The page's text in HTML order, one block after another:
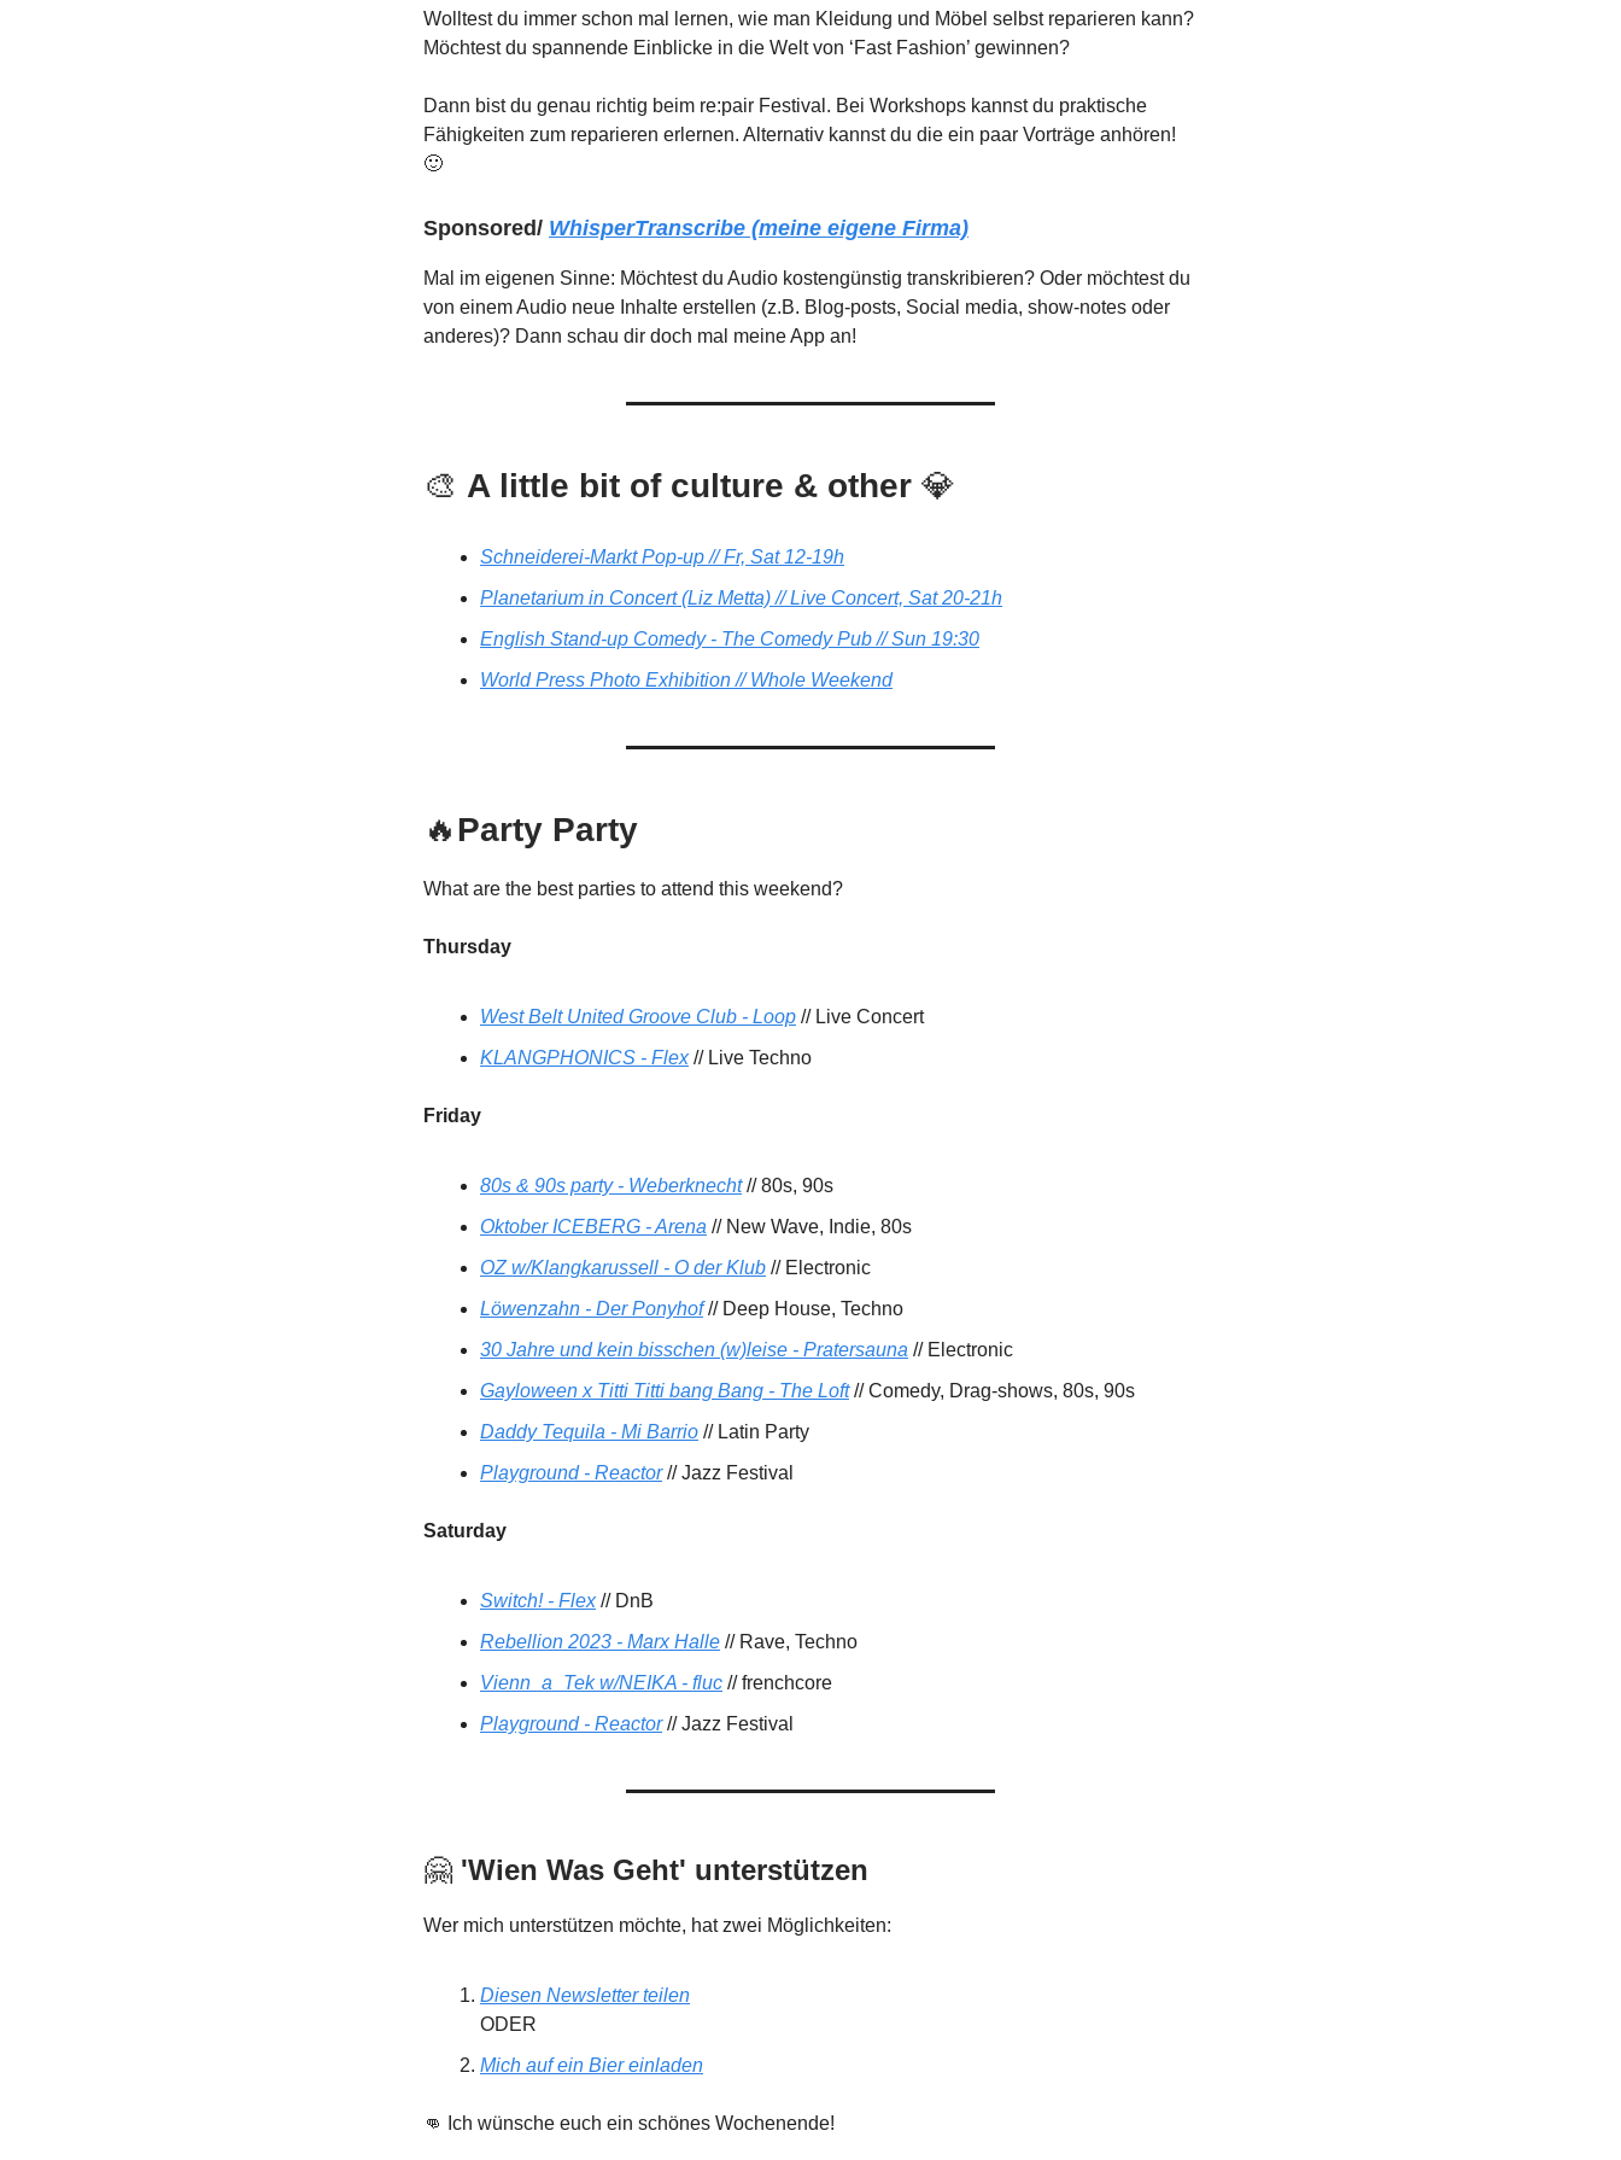
Wolltest du immer schon mal lernen, wie man Kleidung und Möbel selbst reparieren kann?
Möchtest du spannende Einblicke in die Welt von ‘Fast Fashion’ gewinnen?
Dann bist du genau richtig beim re:pair Festival. Bei Workshops kannst du praktische
Fähigkeiten zum reparieren erlernen. Alternativ kannst du die ein paar Vorträge anhören!
🙂
Sponsored/ WhisperTranscribe (meine eigene Firma)
Mal im eigenen Sinne: Möchtest du Audio kostengünstig transkribieren? Oder möchtest du
von einem Audio neue Inhalte erstellen (z.B. Blog-posts, Social media, show-notes oder
anderes)? Dann schau dir doch mal meine App an!
🎨 A little bit of culture & other 💎
Schneiderei-Markt Pop-up // Fr, Sat 12-19h
Planetarium in Concert (Liz Metta) // Live Concert, Sat 20-21h
English Stand-up Comedy - The Comedy Pub // Sun 19:30
World Press Photo Exhibition // Whole Weekend
🔥Party Party
What are the best parties to attend this weekend?
Thursday
West Belt United Groove Club - Loop // Live Concert
KLANGPHONICS - Flex// Live Techno
Friday
80s & 90s party - Weberknecht// 80s, 90s
Oktober ICEBERG - Arena // New Wave, Indie, 80s
OZ w/Klangkarussell - O der Klub // Electronic
Löwenzahn - Der Ponyhof// Deep House, Techno
30 Jahre und kein bisschen (w)leise - Pratersauna // Electronic
Gayloween x Titti Titti bang Bang - The Loft// Comedy, Drag-shows, 80s, 90s
Daddy Tequila - Mi Barrio // Latin Party
Playground - Reactor// Jazz Festival
Saturday
Switch! - Flex// DnB
Rebellion 2023 - Marx Halle // Rave, Techno
Vienn_a_Tek w/NEIKA - fluc // frenchcore
Playground - Reactor// Jazz Festival
🤗 'Wien Was Geht' unterstützen
Wer mich unterstützen möchte, hat zwei Möglichkeiten:
Diesen Newsletter teilen
ODER
Mich auf ein Bier einladen
👊 Ich wünsche euch ein schönes Wochenende!